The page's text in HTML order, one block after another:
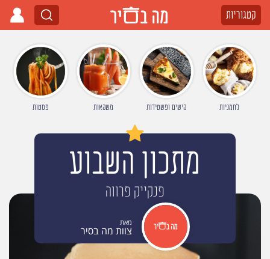
קטגוריות
לחמניות קישים ופשטידות משקאות פסטות
מתכון השבוע
פנקייק פרווה
מאת
צוות מה בסיר